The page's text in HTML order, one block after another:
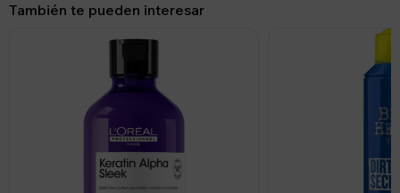
También te pueden interesar